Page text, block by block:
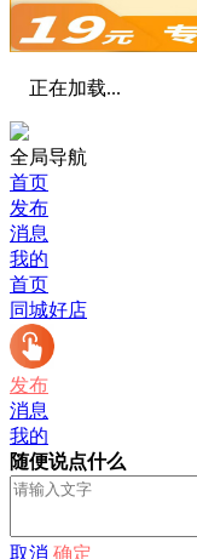
正在加载...
全局导航
首页
发布
消息
我的
首页
同城好店
发布
消息
我的
随便说点什么
取消 确定